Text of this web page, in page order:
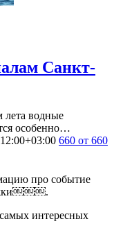
Санкт-
водные
особенно…
660 от 660
про событие
интересных